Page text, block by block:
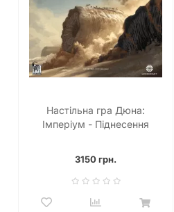
Настільна гра Дюна:
Імперіум - Піднесення
3150 грн.